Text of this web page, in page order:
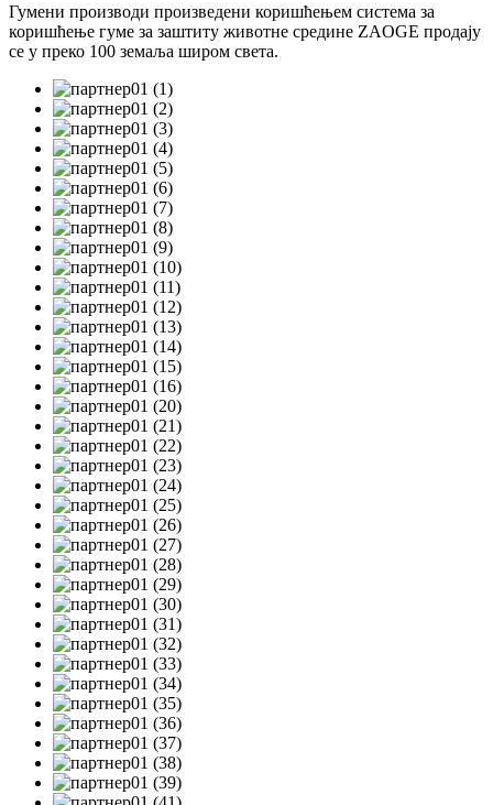
Гумени производи произведени коришћењем система за
коришћење гуме за заштиту животне средине ZAOGE продају
се у преко 100 земаља широм света.